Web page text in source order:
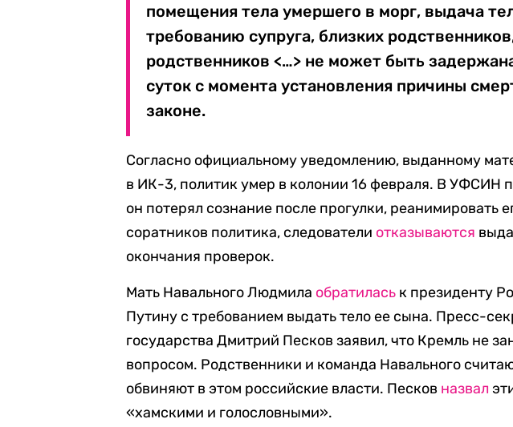
помещения тела умершего в морг, выдача
требованию супруга, близких
родственников <…> не может быть
суток с момента установления причины
законе.
Согласно официальному уведомлению, выданному
в ИК-3, политик умер в колонии 16 февраля. В УФСИН
он потерял сознание после прогулки, реанимировать
соратников политика, следователи отказываются
окончания проверок.
Мать Навального Людмила обратилась к президенту
Путину с требованием выдать тело ее сына. Пресс-
государства Дмитрий Песков заявил, что Кремль не
вопросом. Родственники и команда Навального
обвиняют в этом российские власти. Песков назвал
«хамскими и голословными».